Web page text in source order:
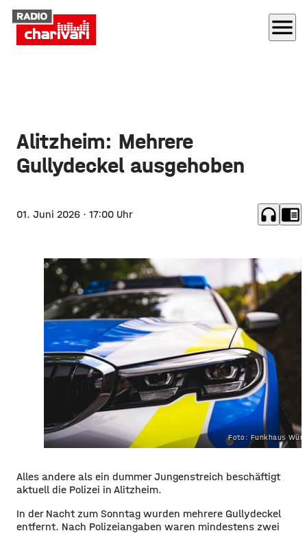
menu
Alitzheim: Mehrere
Gullydeckel ausgehoben
01. Juni 2026 · 17:00 Uhr headphones chrome_reader_mode
Foto: Funkhaus
Alles andere als ein dummer Jungenstreich beschäftigt
aktuell die Polizei in Alitzheim.
In der Nacht zum Sonntag wurden mehrere Gullydeckel
entfernt. Nach Polizeiangaben waren mindestens zwei